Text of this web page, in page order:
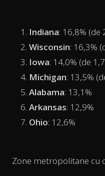
Indiana: 16,8%
Wisconsin: 16,3%
Iowa: 14,0% (de
Michigan: 13,5%
Alabama: 13,1%
Arkansas: 12,9%
Ohio: 12,6%
Zone metropolitane cu